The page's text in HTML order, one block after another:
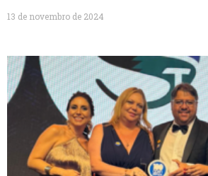
13 de novembro de 2024